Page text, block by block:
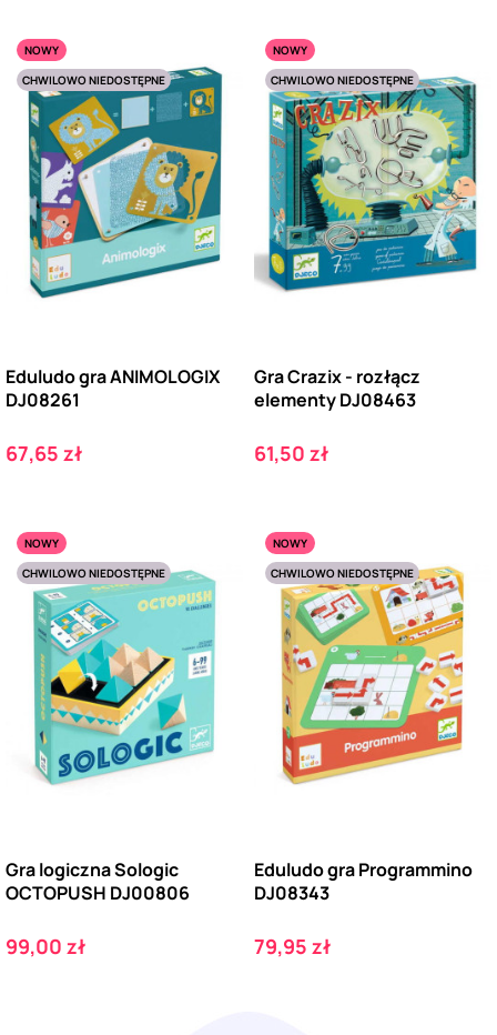
NOWY
CHWILOWO NIEDOSTĘPNE
Eduludo gra ANIMOLOGIX
DJ08261
Cena
67,65 zł
NOWY
CHWILOWO NIEDOSTĘPNE
Gra Crazix - rozłącz
elementy DJ08463
Cena
61,50 zł
NOWY
CHWILOWO NIEDOSTĘPNE
Gra logiczna Sologic
OCTOPUSH DJ00806
Cena
99,00 zł
NOWY
CHWILOWO NIEDOSTĘPNE
Eduludo gra Programmino
DJ08343
Cena
79,95 zł